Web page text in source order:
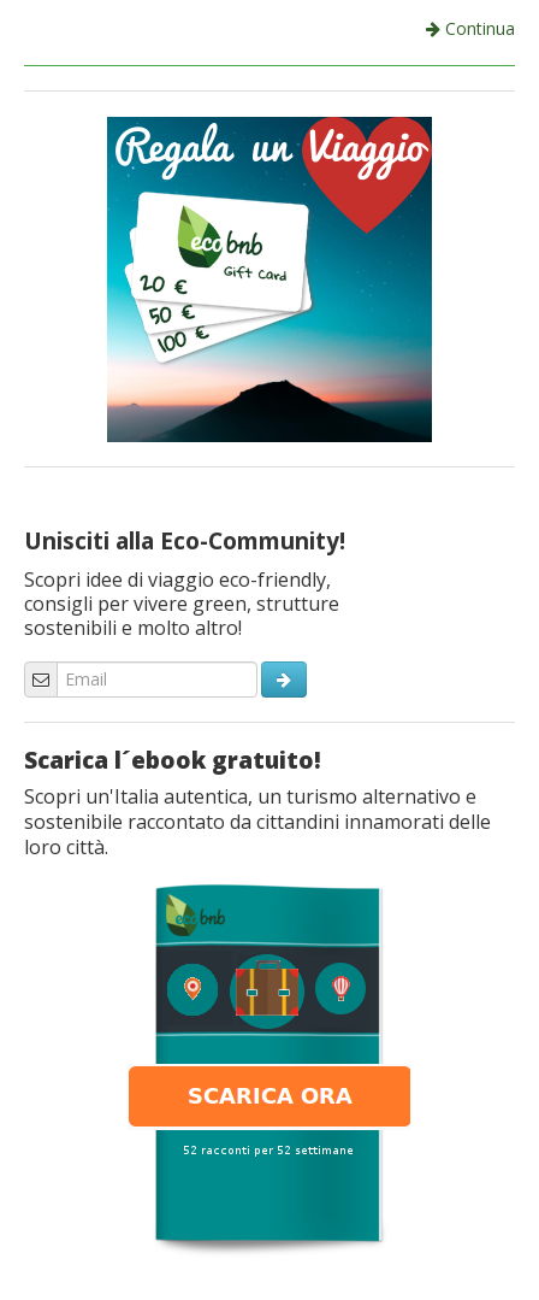
Continua
Unisciti alla Eco-Community!
Scopri idee di viaggio eco-friendly,
consigli per vivere green, strutture
sostenibili e molto altro!
Scarica l´ebook gratuito!
Scopri un'Italia autentica, un turismo alternativo e
sostenibile raccontato da cittandini innamorati delle
loro città.